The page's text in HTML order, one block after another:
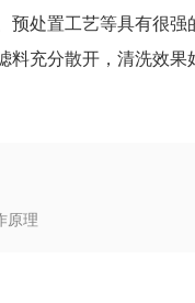
预处置工艺等具有很
充分散开，清洗效果
原理